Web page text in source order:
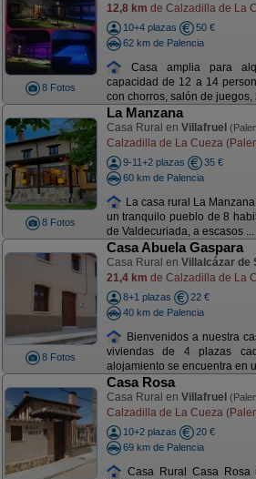
8 Fotos
12,8 km de Calzadilla de La
10+4 plazas
50 €
62 km de Palencia
Casa amplia para
capacidad de 12 a 14
con chorros, salón de juegos,
8 Fotos
La Manzana
Casa Rural en Villafruel
Calzadilla de La Cueza
9-11+2 plazas
35 €
60 km de Palencia
La casa rural La
un tranquilo pueblo de 8
de Valdecuriada, a escasos ...
8 Fotos
Casa Abuela Gaspara
Casa Rural en Villalcázar de
21,4 km de Calzadilla de La
8+1 plazas
22 €
40 km de Palencia
Bienvenidos a nuestra
viviendas de 4 plazas
alojamiento se encuentra en
Casa Rosa
Casa Rural en Villafruel
Calzadilla de La Cueza
10+2 plazas
20 €
69 km de Palencia
Casa Rural Casa